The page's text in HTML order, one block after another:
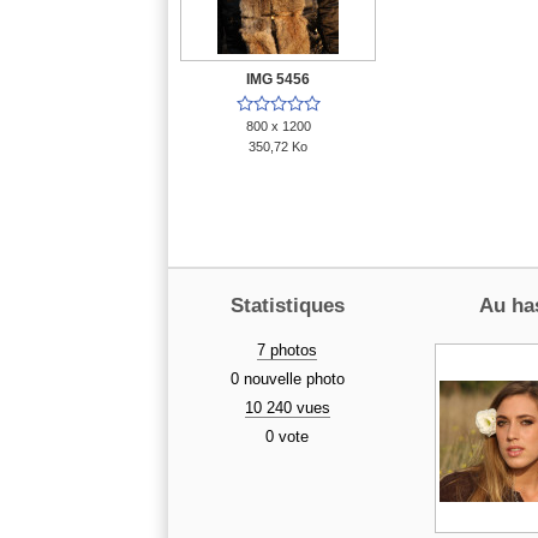
IMG 5456

800 x 1200
350,72 Ko
Statistiques
7 photos
0 nouvelle photo
10 240 vues
0 vote
Au